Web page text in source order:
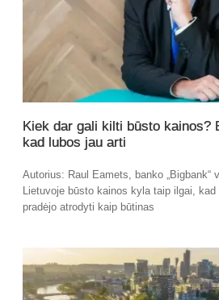
Kiek dar gali kilti būsto kainos?
kad lubos jau arti
Autorius: Raul Eamets, banko „Bigbank“
Lietuvoje būsto kainos kyla taip ilgai,
pradėjo atrodyti kaip būtinas